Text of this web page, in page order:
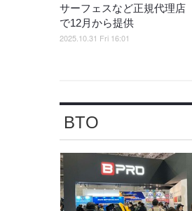
サーフェスなど正規代理店
で12月から提供
2025.10.31 Fri 16:01
BTO